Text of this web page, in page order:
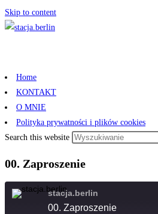
Skip to content
Home
KONTAKT
O MNIE
Polityka prywatności i plików cookies
Search this website
00. Zaproszenie
stacja.berlin
00. Zaproszenie